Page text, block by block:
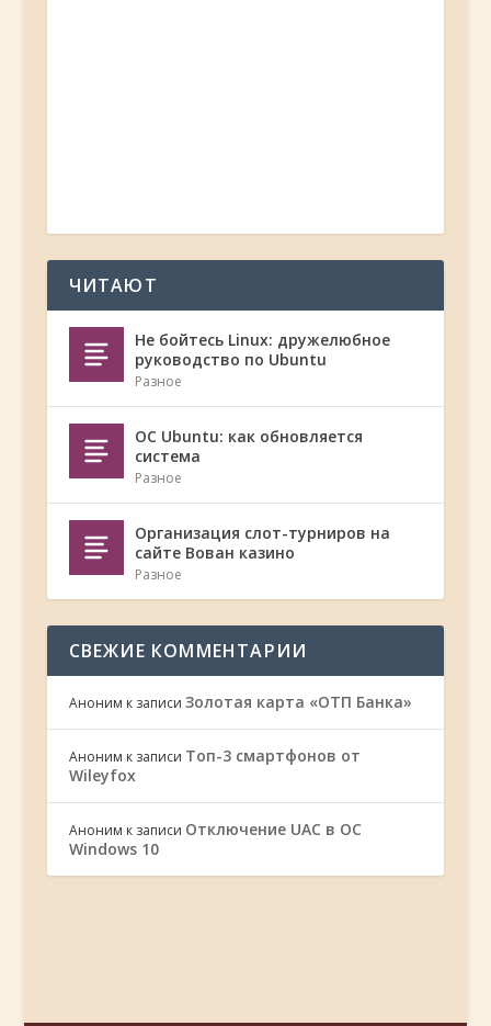
ЧИТАЮТ
Не бойтесь Linux: дружелюбное
руководство по Ubuntu
Разное
ОС Ubuntu: как обновляется
система
Разное
Организация слот-турниров на
сайте Вован казино
Разное
СВЕЖИЕ КОММЕНТАРИИ
Аноним к записи Золотая карта «ОТП Банка»
Аноним к записи Топ-3 смартфонов от
Wileyfox
Аноним к записи Отключение UAC в ОС
Windows 10